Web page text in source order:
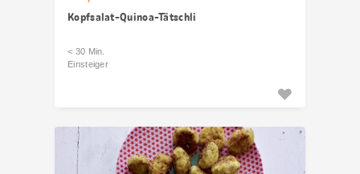
Kopfsalat-Quinoa-Tätschli
< 30 Min.
Einsteiger